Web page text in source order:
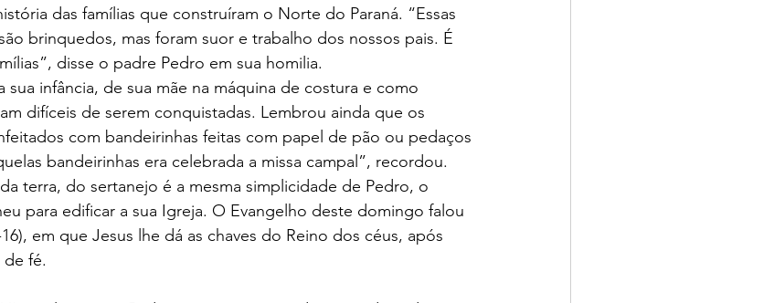
das famílias que construíram o Norte do Paraná. “Essas
brinquedos, mas foram suor e trabalho dos nossos pais. É
disse o padre Pedro em sua homilia.
infância, de sua mãe na máquina de costura e como
difíceis de serem conquistadas. Lembrou ainda que os
com bandeirinhas feitas com papel de pão ou pedaços
bandeirinhas era celebrada a missa campal”, recordou.
terra, do sertanejo é a mesma simplicidade de Pedro, o
para edificar a sua Igreja. O Evangelho deste domingo falou
em que Jesus lhe dá as chaves do Reino dos céus, após
de fé.